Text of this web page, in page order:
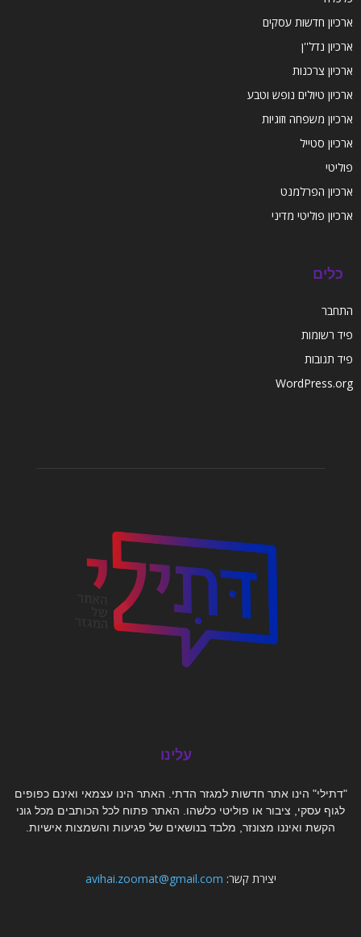
ארכיון חדשות עסקים
ארכיון נדל''ן
ארכיון צרכנות
ארכיון טיולים נופש וטבע
ארכיון משפחה וזוגיות
ארכיון סטייל
פוליטי
ארכיון הפרלמנט
ארכיון פוליטי מדיני
כלים
התחבר
פיד רשומות
פיד תגובות
WordPress.org
עלינו
"דתילי" הינו אתר חדשות למגזר הדתי. האתר הינו עצמאי ואינם כפופים
לגוף עסקי, ציבור או פוליטי כלשהו. האתר פתוח לכל הכותבים מכל גוני
הקשת ואיננו מצונזר, מלבד בנושאים של פגיעות והשמצות אישיות.
יצירת קשר: avihai.zoomat@gmail.com